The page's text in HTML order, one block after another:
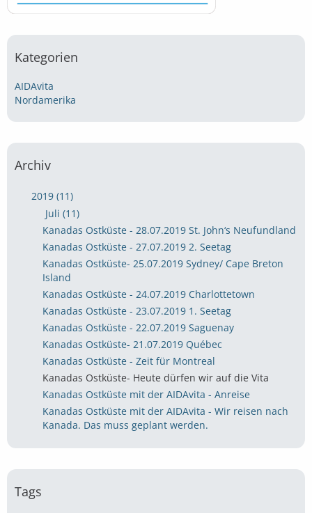
Kategorien
AIDAvita
Nordamerika
Archiv
2019 (11)
Juli (11)
Kanadas Ostküste - 28.07.2019 St. John‘s Neufundland
Kanadas Ostküste - 27.07.2019 2. Seetag
Kanadas Ostküste- 25.07.2019 Sydney/ Cape Breton
Island
Kanadas Ostküste - 24.07.2019 Charlottetown
Kanadas Ostküste - 23.07.2019 1. Seetag
Kanadas Ostküste - 22.07.2019 Saguenay
Kanadas Ostküste- 21.07.2019 Québec
Kanadas Ostküste - Zeit für Montreal
Kanadas Ostküste- Heute dürfen wir auf die Vita
Kanadas Ostküste mit der AIDAvita - Anreise
Kanadas Ostküste mit der AIDAvita - Wir reisen nach
Kanada. Das muss geplant werden.
Tags